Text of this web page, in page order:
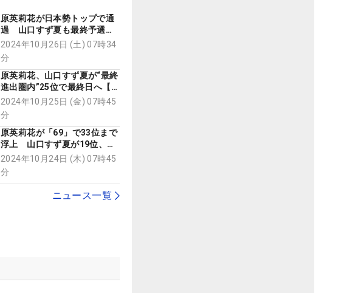
原英莉花が日本勢トップで通
過 山口すず夏も最終予選会
進出決定【米女子2次予選会】
2024年10月26日 (土) 07時34
分
原英莉花、山口すず夏が“最終
進出圏内”25位で最終日へ【米
女子2次予選会】
2024年10月25日 (金) 07時45
分
原英莉花が「69」で33位まで
浮上 山口すず夏が19位、ア
マ横山翔亜が28位【米女子2
次予選会】
2024年10月24日 (木) 07時45
分
ニュース一覧